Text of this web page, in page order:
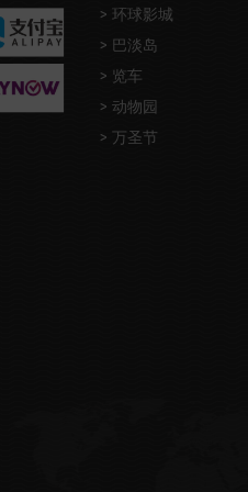
> 环球影城
> 巴淡岛
> 览车
> 动物园
> 万圣节